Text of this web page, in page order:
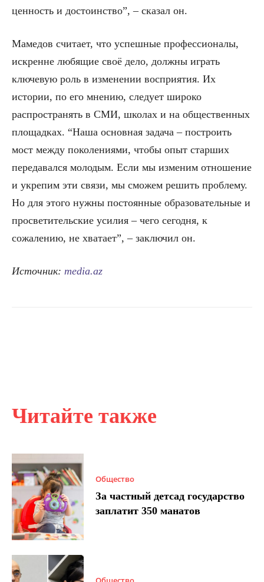
Читайте также
Общество
За частный детсад государство
заплатит 350 манатов
ценность и достоинство”, – сказал он.
Мамедов считает, что успешные профессионалы,
искренне любящие своё дело, должны играть
ключевую роль в изменении восприятия. Их
истории, по его мнению, следует широко
распространять в СМИ, школах и на общественных
площадках. “Наша основная задача – построить
мост между поколениями, чтобы опыт старших
передавался молодым. Если мы изменим отношение
и укрепим эти связи, мы сможем решить проблему.
Но для этого нужны постоянные образовательные и
просветительские усилия – чего сегодня, к
сожалению, не хватает”, – заключил он.
Источник: media.az